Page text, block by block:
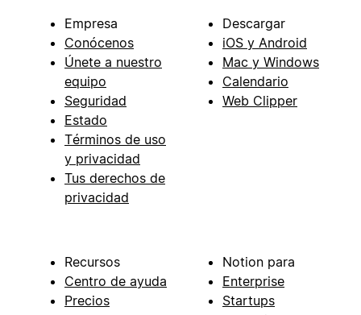
Empresa
Conócenos
Únete a nuestro
equipo
Seguridad
Estado
Términos de uso
y privacidad
Tus derechos de
privacidad
Descargar
iOS y Android
Mac y Windows
Calendario
Web Clipper
Recursos
Centro de ayuda
Precios
Notion para
Enterprise
Startups